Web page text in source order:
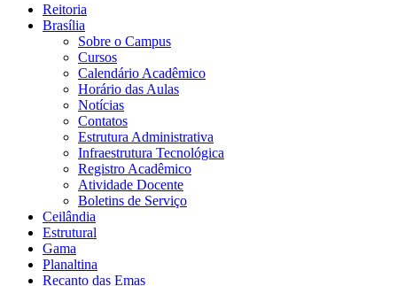
Reitoria
Brasília
Sobre o Campus
Cursos
Calendário Acadêmico
Horário das Aulas
Notícias
Contatos
Estrutura Administrativa
Infraestrutura Tecnológica
Registro Acadêmico
Atividade Docente
Boletins de Serviço
Ceilândia
Estrutural
Gama
Planaltina
Recanto das Emas